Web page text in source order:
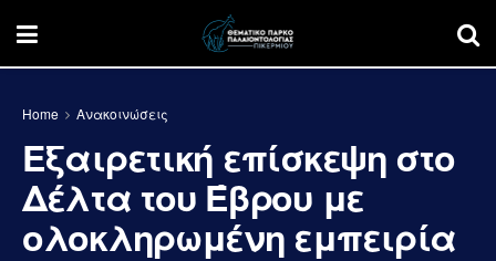
Home Ανακοινώσεις
Εξαιρετική επίσκεψη στο
Δέλτα του Έβρου με
ολοκληρωμένη εμπειρία